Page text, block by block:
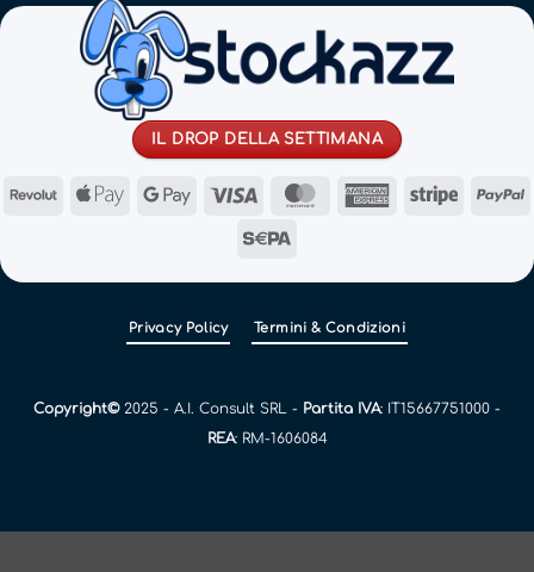
IL DROP DELLA SETTIMANA
RevolutApple GoogleVisa MasterCardAmericanStripe
Privacy Policy Termini & Condizioni
Copyright©2025 - A.I. Consult SRL - Partita IVA: IT15667751000 -
REA: RM-1606084